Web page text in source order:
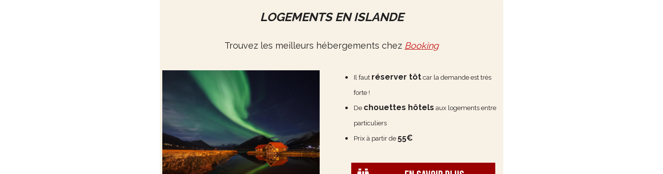
LOGEMENTS EN ISLANDE
Trouvez les meilleurs hébergements chez Booking
Il faut réserver tôtcar la demande est très
forte !
De chouettes hôtels aux logements entre
particuliers
Prix à partir de55€